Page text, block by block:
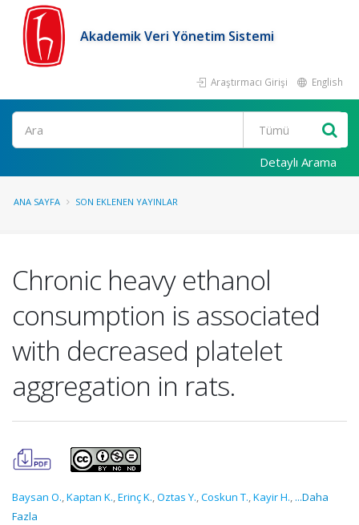
Akademik Veri Yönetim Sistemi
Araştırmacı Girişi English
Ara
Detaylı Arama
ANA SAYFA SON EKLENEN YAYINLAR
Chronic heavy ethanol
consumption is associated
with decreased platelet
aggregation in rats.
Baysan O.,Kaptan K.,Erinç K.,Oztas Y.,Coskun T.,Kayir H., ...Daha
Fazla